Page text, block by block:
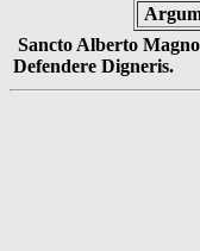
Sancto Alberto
Defendere Digneris.